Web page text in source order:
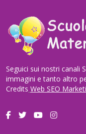
Seguici sui nostri canali
immagini e tanto altro
Credits Web SEO